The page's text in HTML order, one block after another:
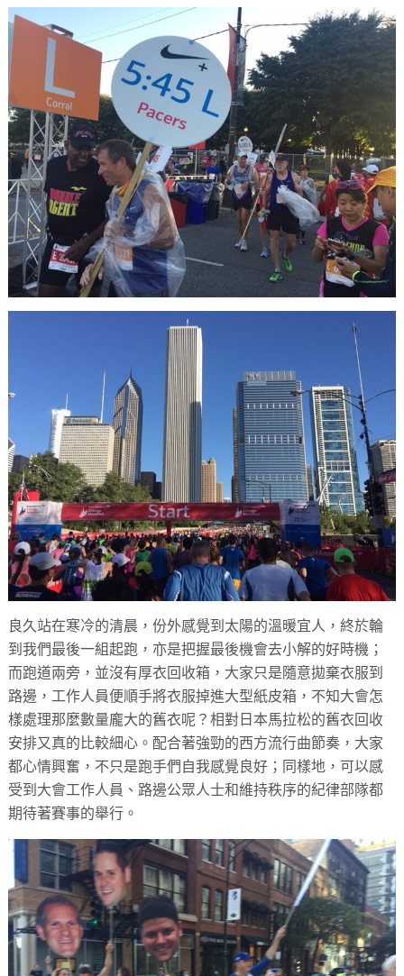
良久站在寒冷的清晨，份外感覺到太陽的溫暖宜人，終於輪
到我們最後一組起跑，亦是把握最後機會去小解的好時機；
而跑道兩旁，並沒有厚衣回收箱，大家只是隨意拋棄衣服到
路邊，工作人員便順手將衣服掉進大型紙皮箱，不知大會怎
樣處理那麼數量龐大的舊衣呢？相對日本馬拉松的舊衣回收
安排又真的比較細心。配合著強勁的西方流行曲節奏，大家
都心情興奮，不只是跑手們自我感覺良好；同樣地，可以感
受到大會工作人員、路邊公眾人士和維持秩序的紀律部隊都
期待著賽事的舉行。